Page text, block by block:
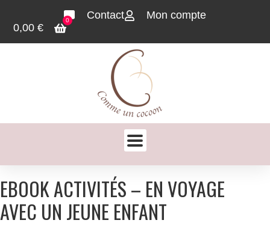
Contact
Mon compte
0,00€
0
EBOOK ACTIVITÉS – EN VOYAGE
AVEC UN JEUNE ENFANT